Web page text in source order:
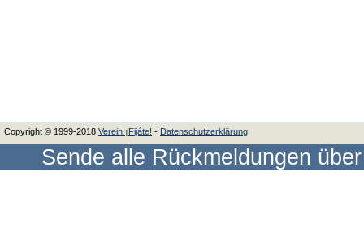
Copyright © 1999-2018 Verein ¡Fijáte! ‐ Datenschutzerklärung
Sende alle Rückmeldungen